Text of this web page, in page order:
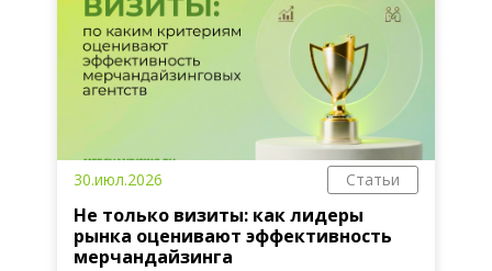
30.июл.2026 Статьи
Не только визиты: как лидеры
рынка оценивают эффективность
мерчандайзинга